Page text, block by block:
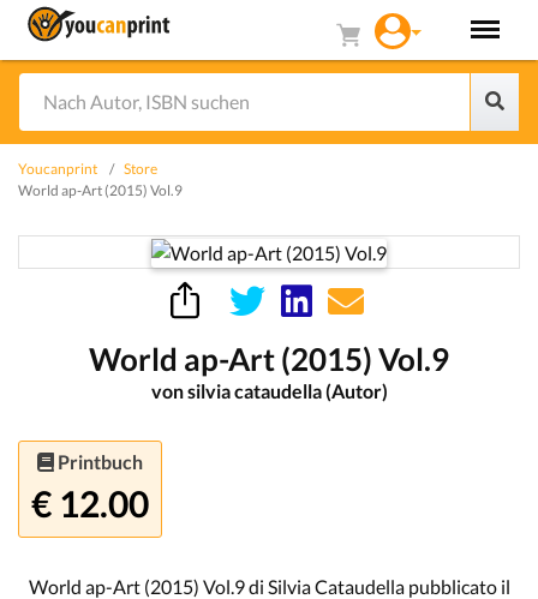
Youcanprint
Store
World ap-Art (2015) Vol.9
World ap-Art (2015) Vol.9
von silvia cataudella (Autor)
Printbuch
€ 12.00
World ap-Art (2015) Vol.9 di Silvia Cataudella pubblicato il